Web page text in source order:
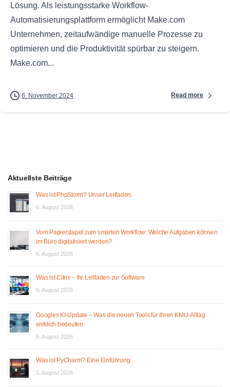
Lösung. Als leistungsstarke Workflow-
Automatisierungsplattform ermöglicht Make.com
Unternehmen, zeitaufwändige manuelle Prozesse zu
optimieren und die Produktivität spürbar zu steigern.
Make.com...
6. November 2024 Read more
Aktuellste Beiträge
Was ist PhpStorm? Unser Leitfaden.
6. August 2026
Vom Papierstapel zum smarten Workflow: Welche Aufgaben können
im Büro digitalisiert werden?
6. August 2026
Was ist Citrix – Ihr Leitfaden zur Software
6. August 2026
Googles KI-Update – Was die neuen Tools für Ihren KMU-Alltag
wirklich bedeuten
5. August 2026
Was ist PyCharm? Eine Einführung.
5. August 2026